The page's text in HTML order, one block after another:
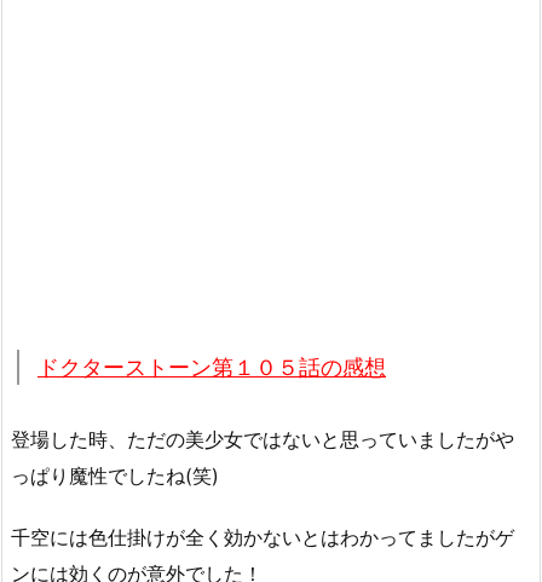
ドクターストーン第１０５話の感想
登場した時、ただの美少女ではないと思っていましたがや
っぱり魔性でしたね(笑)
千空には色仕掛けが全く効かないとはわかってましたがゲ
ンには効くのが意外でした！